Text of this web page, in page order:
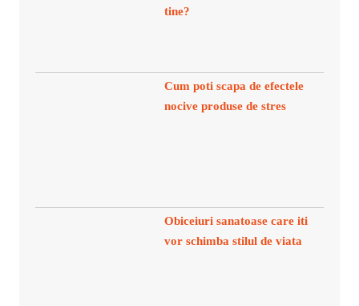
tine?
Cum poti scapa de efectele
nocive produse de stres
Obiceiuri sanatoase care iti
vor schimba stilul de viata